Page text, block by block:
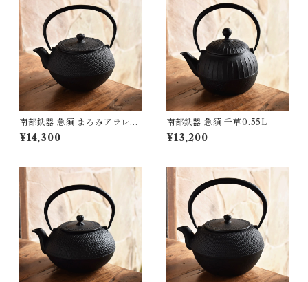
南部鉄器 急須 まろみアラレ0.
65L
¥14,300
南部鉄器 急須 千草0.55L
¥13,200